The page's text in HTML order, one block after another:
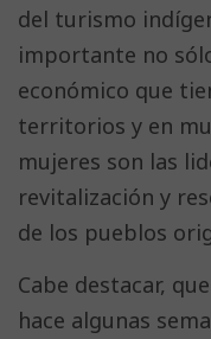
del turismo
importante no
económico que
territorios y en
mujeres son las
revitalización y
de los pueblos
Cabe destacar,
hace algunas